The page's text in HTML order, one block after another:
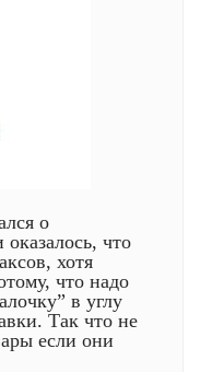
о
что
хотя
что надо
в углу
Так что не
если они